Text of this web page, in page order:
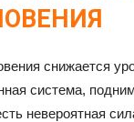
снижается
система,
невероятная